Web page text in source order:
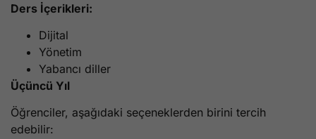
Ders İçerikleri:
Dijital
Yönetim
Yabancı diller
Üçüncü Yıl
Öğrenciler, aşağıdaki seçeneklerden birini tercih
edebilir: